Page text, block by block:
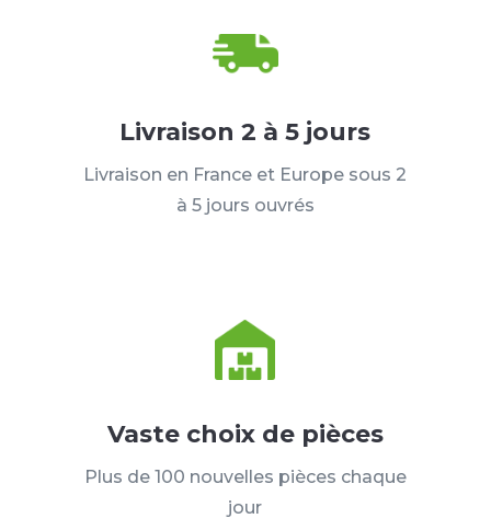
Livraison 2 à 5 jours
Livraison en France et Europe sous 2
à 5 jours ouvrés
Vaste choix de pièces
Plus de 100 nouvelles pièces chaque
jour